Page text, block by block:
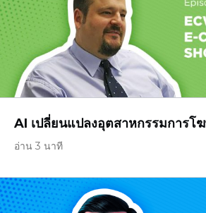
AI เปลี่ยนแปลงอุตสาหกรรมการโ
อ่าน 3 นาที